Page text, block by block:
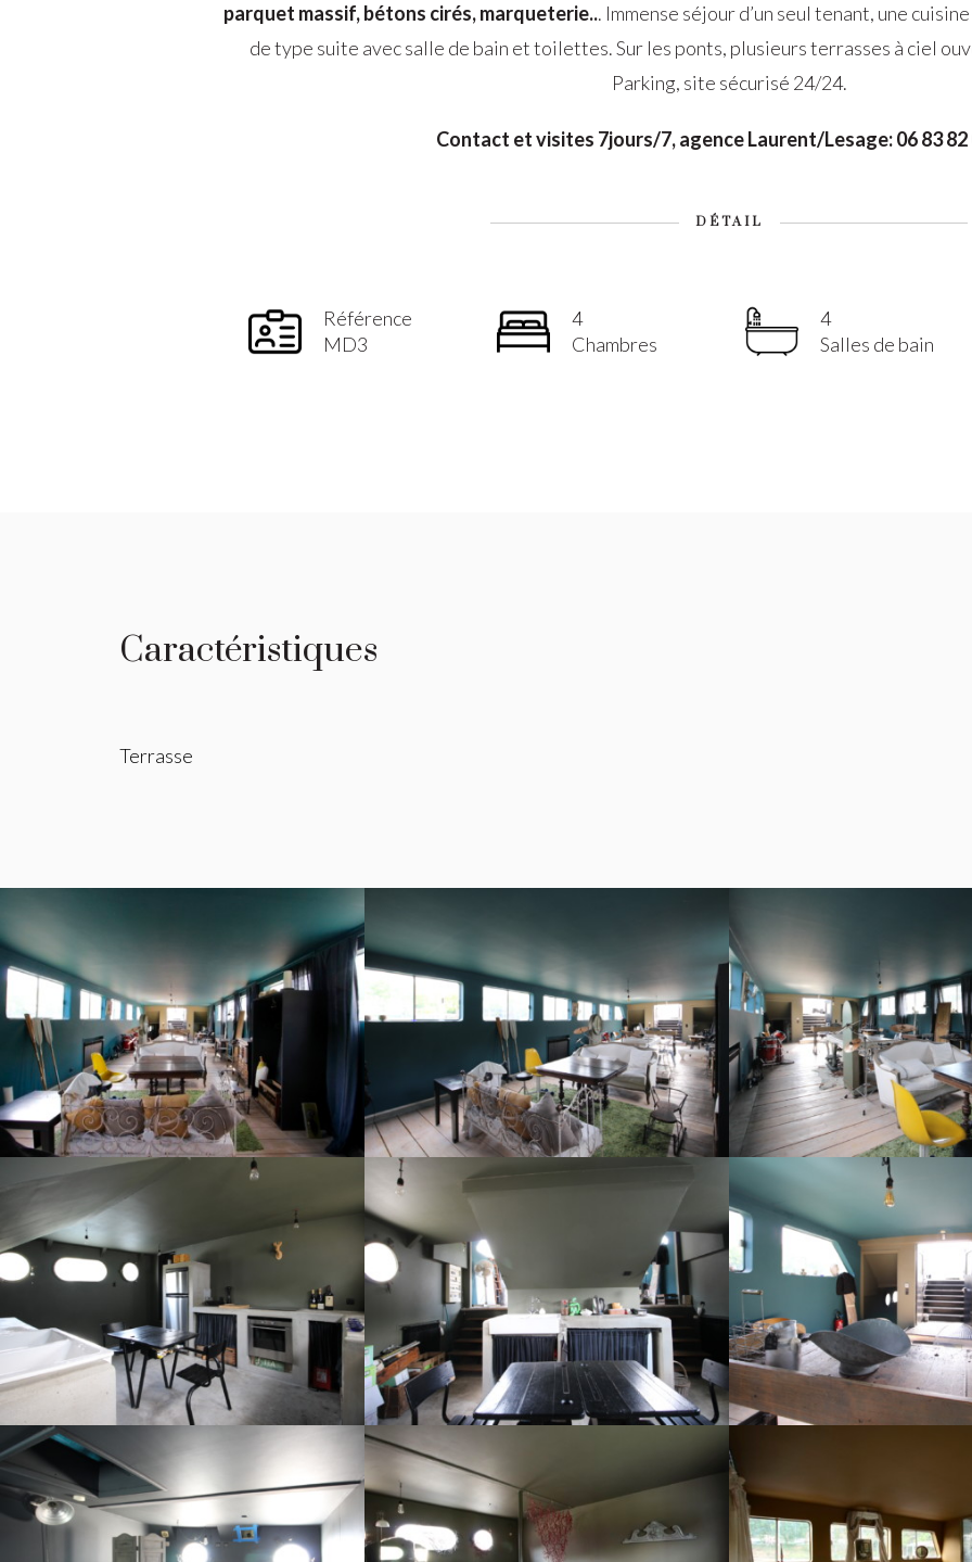
parquet massif, bétons cirés, marqueterie... Immense séjour d’un seul tenant, une
de type suite avec salle de bain et toilettes. Sur les ponts, plusieurs terrasses à ciel
Parking, site sécurisé 24/24.
Contact et visites 7jours/7, agence Laurent/Lesage: 06 83 82
DÉTAIL
Référence
MD3
4
Chambres
4
Salles de bain
Caractéristiques
Terrasse